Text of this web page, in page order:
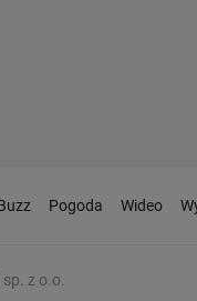
Pogoda Wideo
z o.o.